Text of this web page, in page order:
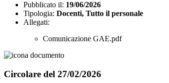
Pubblicato il: 19/06/2026
Tipologia: Docenti, Tutto il personale
Allegati:
Comunicazione GAE.pdf
Circolare del 27/02/2026